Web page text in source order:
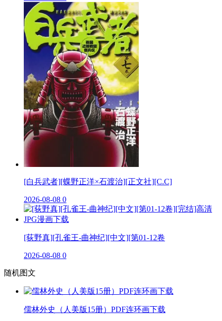
[白兵武者][蝶野正洋×石渡治][正文社][C.C]
2026-08-08 0
[荻野真][孔雀王-曲神纪][中文][第01-12卷
2026-08-08 0
随机图文
儒林外史（人美版15册）PDF连环画下载